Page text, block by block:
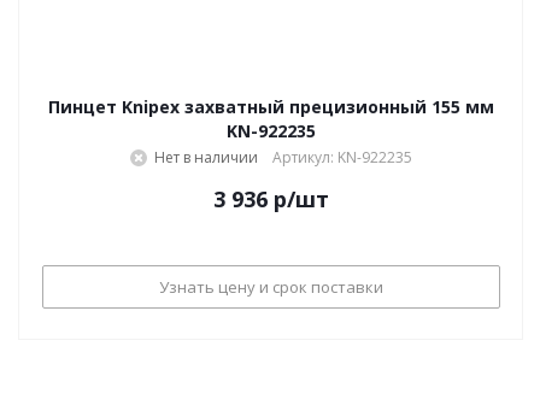
Пинцет Knipex захватный прецизионный 155 мм
KN-922235
Нет в наличии Артикул: KN-922235
3 936 р/шт
Узнать цену и срок поставки